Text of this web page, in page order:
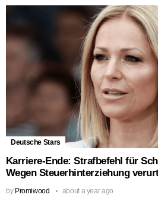
Deutsche Stars
Karriere-Ende: Strafbefehl für
Wegen Steuerhinterziehung
by Promiwood about a year ago